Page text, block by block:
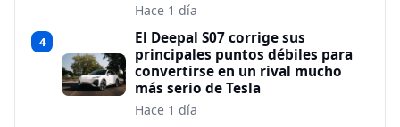
Hace 1 día
4
El Deepal S07 corrige sus
principales puntos débiles para
convertirse en un rival mucho
más serio de Tesla
Hace 1 día